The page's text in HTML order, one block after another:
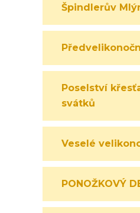
Špindlerův
Poselství
svátků
Veselé
PONOŽKOVÝ